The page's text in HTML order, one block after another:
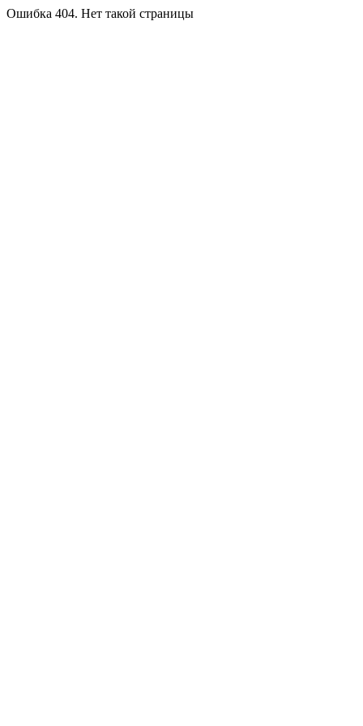
Ошибка 404. Нет такой страницы